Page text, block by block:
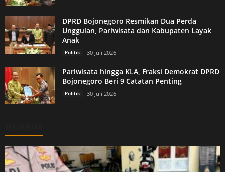
DPRD Bojonegoro Resmikan Dua Perda
Unggulan, Pariwisata dan Kabupaten Layak
Anak
Politik 30 Juli 2026
Pariwisata hingga KLA, Fraksi Demokrat DPRD
Bojonegoro Beri 9 Catatan Penting
Politik 30 Juli 2026